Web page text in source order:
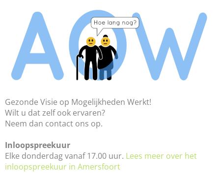
Gezonde Visie op Mogelijkheden Werkt!
Wilt u dat zelf ook ervaren?
Neem dan contact ons op.
Inloopspreekuur
Elke donderdag vanaf 17.00 uur. Lees meer over het
inloopspreekuur in Amersfoort